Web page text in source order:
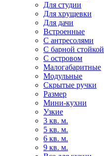
Для студии
Для хрущевки
Для дачи
Встроенные
С антресолями
С барной стойкой
С островом
Малогабаритные
Модульные
Скрытые ручки
Размер
Мини-кухни
Узкие
3 кв. м.
5 кв. м.
6 кв. м.
9 кв. м.